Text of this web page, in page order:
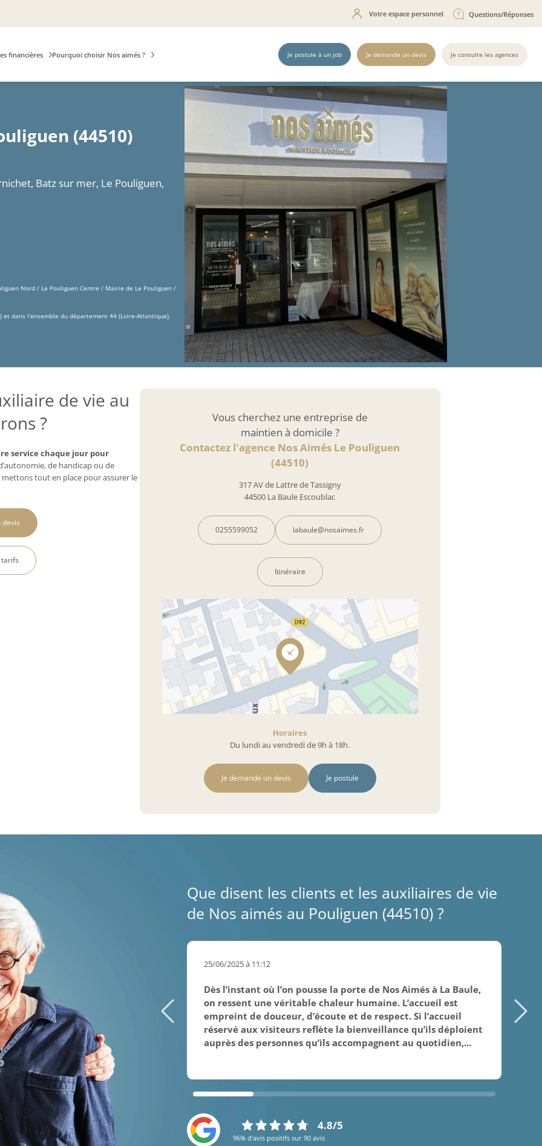
Votre espace personnel Questions/Réponses
financières Pourquoi choisir Nos aimés ? Je postule à un job Je demande un devis Je consulte les agences
(44510)
Batz sur mer, Le Pouliguen,
Nord / Le Pouliguen Centre / Mairie de Le Pouliguen /
dans l'ensemble du département 44 (Loire-Atlantique),
de vie au
?
service chaque jour pour
de handicap ou de
tout en place pour assurer le
devis
tarifs
Vous cherchez une entreprise de
maintien à domicile ?
Contactez l'agence Nos Aimés Le Pouliguen
(44510)
317 AV de Lattre de Tassigny
44500 La Baule Escoublac
0255599052 labaule@nosaimes.fr
Itinéraire
Horaires
Du lundi au vendredi de 9h à 18h.
Je demande un devis Je postule
Que disent les clients et les auxiliaires de vie
de Nos aimés au Pouliguen (44510) ?
25/06/2025 à 11:12
Dès l’instant où l’on pousse la porte de Nos Aimés à La Baule,
on ressent une véritable chaleur humaine. L’accueil est
empreint de douceur, d’écoute et de respect. Si l’accueil
réservé aux visiteurs reflète la bienveillance qu’ils déploient
auprès des personnes qu’ils accompagnent au quotidien,...
4.8/5
96% d'avis positifs sur 90 avis